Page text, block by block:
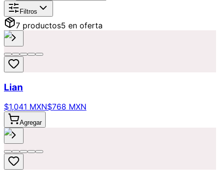
Filtros
7 productos5 en oferta
Lian
$1,041 MXN$768 MXN
Agregar